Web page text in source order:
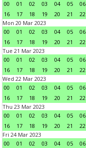
00
01 02 03 04 05 06
16
17 18 19 20 21 22
Mon 20 Mar 2023
00
01 02 03 04 05 06
16
17 18 19 20 21 22
Tue 21 Mar 2023
00
01 02 03 04 05 06
16
17 18 19 20 21 22
Wed 22 Mar 2023
00
01 02 03 04 05 06
16
17 18 19 20 21 22
Thu 23 Mar 2023
00
01 02 03 04 05 06
16
17 18 19 20 21 22
Fri 24 Mar 2023
00
01 02 03 04 05 06